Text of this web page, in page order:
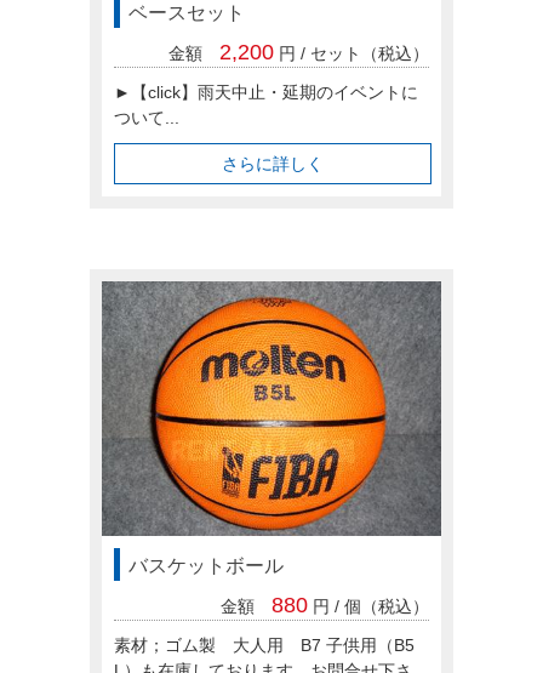
ベースセット
金額 2,200 円 / セット（税込）
►【click】雨天中止・延期のイベントに
ついて...
さらに詳しく
バスケットボール
金額 880 円 / 個（税込）
素材；ゴム製 大人用 B7 子供用（B5